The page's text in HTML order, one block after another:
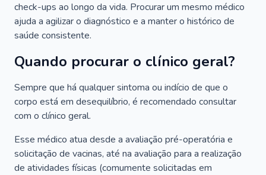
check-ups ao longo da vida. Procurar um mesmo médico
ajuda a agilizar o diagnóstico e a manter o histórico de
saúde consistente.
Quando procurar o clínico geral?
Sempre que há qualquer sintoma ou indício de que o
corpo está em desequilíbrio, é recomendado consultar
com o clínico geral.
Esse médico atua desde a avaliação pré-operatória e
solicitação de vacinas, até na avaliação para a realização
de atividades físicas (comumente solicitadas em